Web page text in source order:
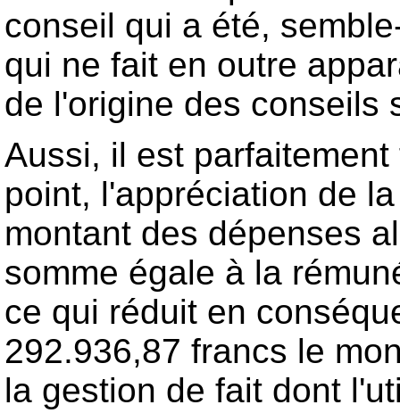
conseil qui a été,
qui ne fait en outre
de l'origine des conseils
Aussi, il est
point, l'appréciation de
montant des dépenses
somme égale à la
ce qui réduit en
292.936,87 francs le
la gestion de fait dont